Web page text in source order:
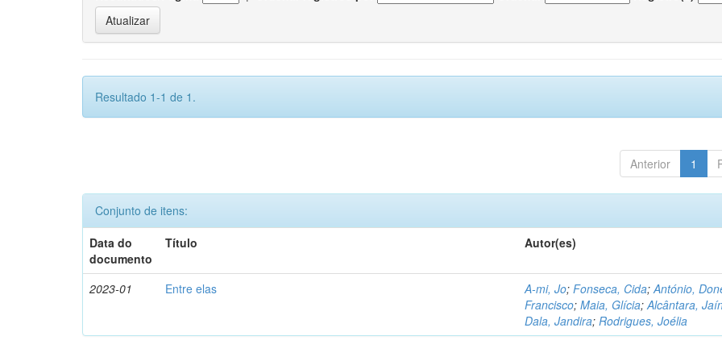
Resultado 1-1 de 1.
Anterior 1
Conjunto de itens:
Data do
documento
Título Autor(es)
2023-01 Entre elas A-mi, Jo;Fonseca, Cida;António,
Francisco;Maia, Glícia;Alcântara,
Dala, Jandira;Rodrigues, Joélia